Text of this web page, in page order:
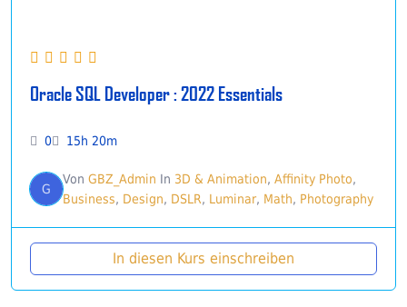
Oracle SQL Developer : 2022 Essentials
0 15h 20m
G
Von GBZ_Admin In 3D & Animation, Affinity Photo,
Business, Design, DSLR, Luminar, Math, Photography
In diesen Kurs einschreiben